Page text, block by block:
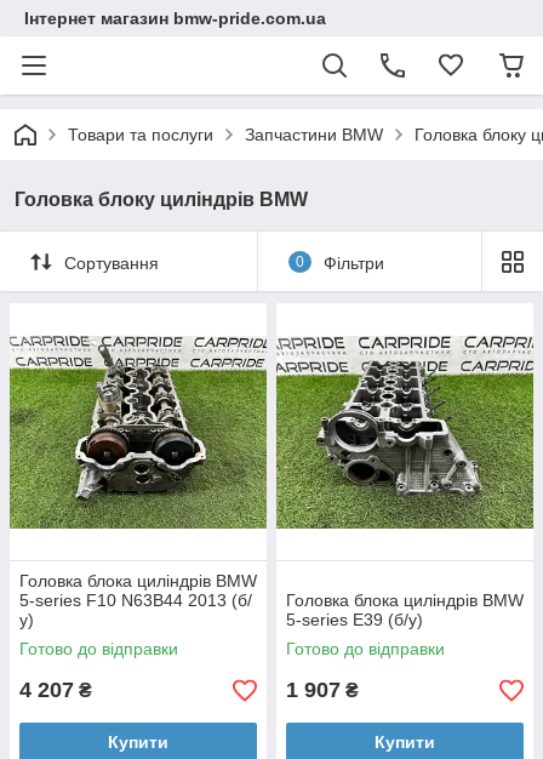
Інтернет магазин bmw-pride.com.ua
Товари та послуги Запчастини BMW Головка блоку
Головка блоку циліндрів BMW
Сортування 0 Фільтри
Головка блока циліндрів BMW
5-series F10 N63B44 2013 (б/
у)
Готово до відправки
4 207 ₴
Купити
Головка блока циліндрів BMW
5-series E39 (б/у)
Готово до відправки
1 907 ₴
Купити